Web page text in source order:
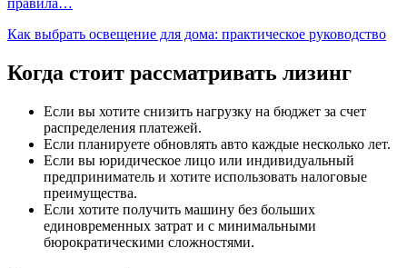
правила…
Как выбрать освещение для дома: практическое руководство
Когда стоит рассматривать лизинг
Если вы хотите снизить нагрузку на бюджет за счет
распределения платежей.
Если планируете обновлять авто каждые несколько лет.
Если вы юридическое лицо или индивидуальный
предприниматель и хотите использовать налоговые
преимущества.
Если хотите получить машину без больших
единовременных затрат и с минимальными
бюрократическими сложностями.